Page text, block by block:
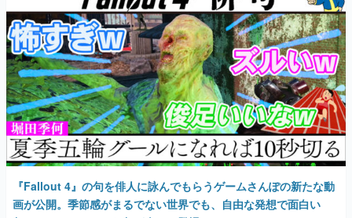
『Fallout 4』の句を俳人に詠んでもらうゲームさんぽの新たな動
画が公開。季節感がまるでない世界でも、自由な発想で面白い